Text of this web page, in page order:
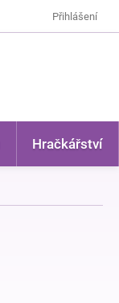
Přihlášení
Hračkářství